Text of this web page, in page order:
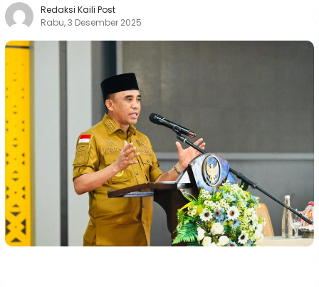
Redaksi Kaili Post
Rabu, 3 Desember 2025